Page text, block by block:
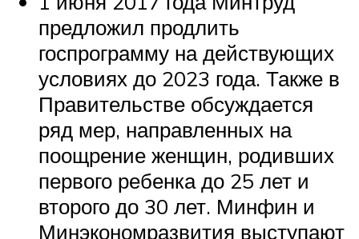
предложил продлить
госпрограмму на действующих
условиях до 2023 года. Также в
Правительстве обсуждается
ряд мер, направленных на
поощрение женщин, родивших
первого ребенка до 25 лет и
второго до 30 лет. Минфин и
Минэкономразвития выступают